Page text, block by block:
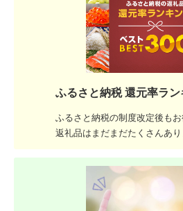
ふるさと納税 還元率ラ
ふるさと納税の制度改定後もお
返礼品はまだまだたくさんあり